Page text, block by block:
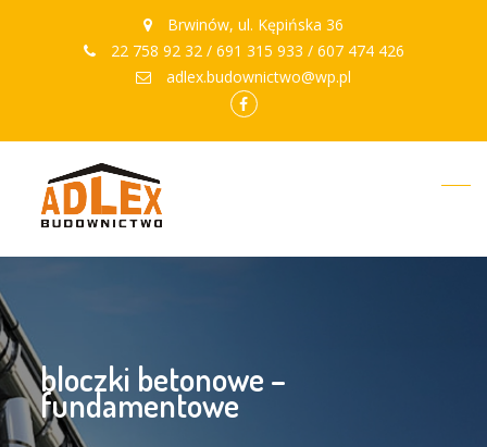
Brwinów, ul. Kępińska 36
22 758 92 32 / 691 315 933 / 607 474 426
adlex.budownictwo@wp.pl
bloczki betonowe –
fundamentowe